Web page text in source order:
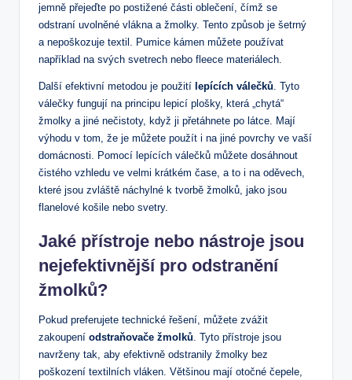
jemně přejeďte po ‍postižené části oblečení, čímž se
odstraní uvolněné vlákna a​ žmolky. Tento způsob je šetrný
a nepoškozuje textil. ⁣Pumice kámen můžete používat
například na svých svetrech nebo‌ fleece materiálech.
Další efektivní ‍metodou ​je ⁢použití lepících válečků . Tyto
válečky​ fungují na principu lepicí plošky, která „chytá“
žmolky a jiné nečistoty, když‍ ji přetáhnete po látce. Mají
výhodu v tom, že je můžete použít i na jiné⁢ povrchy ve vaší
domácnosti. Pomocí lepících válečků můžete dosáhnout
čistého ⁢vzhledu ve velmi krátkém čase, a to i na oděvech,‍
které jsou‍ zvláště náchylné k tvorbě žmolků, jako jsou
flanelové košile nebo svetry.
Jaké přístroje nebo nástroje jsou
nejefektivnější pro‌ odstranění
žmolků?
Pokud‌ preferujete technické řešení, můžete zvážit
zakoupení odstraňovače⁢ žmolků . Tyto přístroje jsou
navrženy tak,‍ aby efektivně odstranily žmolky bez
poškození textilních vláken. Většinou⁤ mají otočné čepele,